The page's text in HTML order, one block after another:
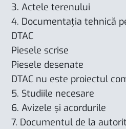
3. Actele terenului
4. Documentația tehnică
DTAC
Piesele scrise
Piesele desenate
DTAC nu este proiectul
5. Studiile necesare
6. Avizele și acordurile
7. Documentul de la